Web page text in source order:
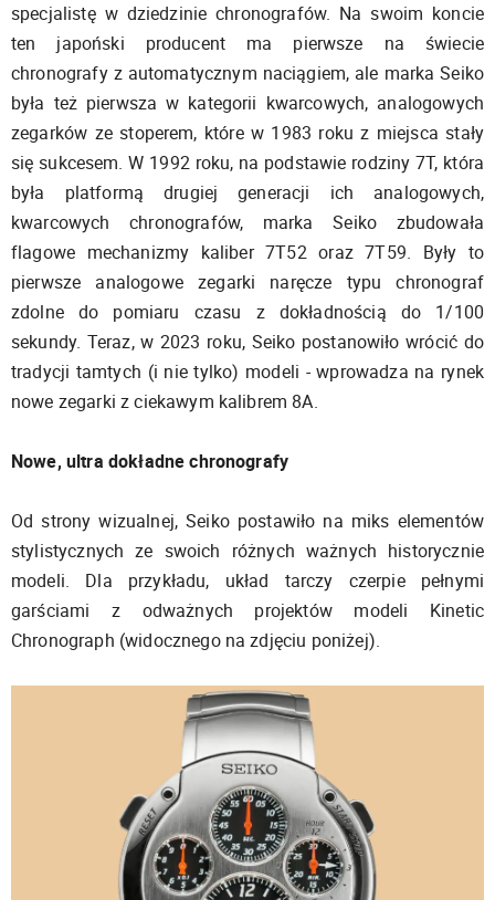
specjalistę w dziedzinie chronografów. Na swoim koncie
ten japoński producent ma pierwsze na świecie
chronografy z automatycznym naciągiem, ale marka Seiko
była też pierwsza w kategorii kwarcowych, analogowych
zegarków ze stoperem, które w 1983 roku z miejsca stały
się sukcesem. W 1992 roku, na podstawie rodziny 7T, która
była platformą drugiej generacji ich analogowych,
kwarcowych chronografów, marka Seiko zbudowała
flagowe mechanizmy kaliber 7T52 oraz 7T59. Były to
pierwsze analogowe zegarki naręcze typu chronograf
zdolne do pomiaru czasu z dokładnością do 1/100
sekundy. Teraz, w 2023 roku, Seiko postanowiło wrócić do
tradycji tamtych (i nie tylko) modeli - wprowadza na rynek
nowe zegarki z ciekawym kalibrem 8A.
Nowe, ultra dokładne chronografy
Od strony wizualnej, Seiko postawiło na miks elementów
stylistycznych ze swoich różnych ważnych historycznie
modeli. Dla przykładu, układ tarczy czerpie pełnymi
garściami z odważnych projektów modeli Kinetic
Chronograph (widocznego na zdjęciu poniżej).